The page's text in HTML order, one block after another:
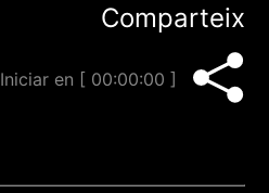
Comparteix
Iniciar en [ 00:00:00 ]